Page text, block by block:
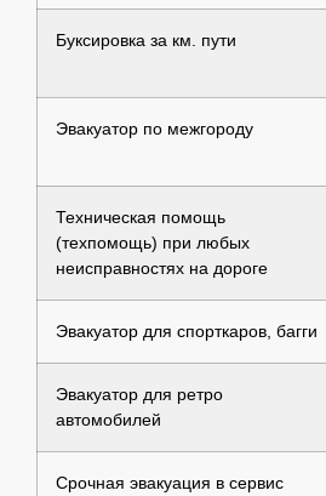
Буксировка за км. пути
Эвакуатор по межгороду
Техническая помощь
(техпомощь) при любых
неисправностях на дороге
Эвакуатор для спорткаров, багги
Эвакуатор для ретро
автомобилей
Срочная эвакуация в сервис